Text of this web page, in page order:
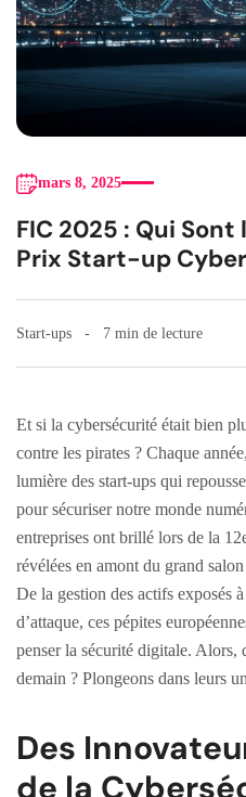
mars 8, 2025
FIC 2025 : Qui
Prix Start-up
Start-ups 7 min de lecture
Et si la cybersécurité était bien
contre les pirates ? Chaque
lumière des start-ups qui
pour sécuriser notre monde
entreprises ont brillé lors de la
révélées en amont du grand
De la gestion des actifs exposés
d’attaque, ces pépites
penser la sécurité digitale. Alors,
demain ? Plongeons dans leurs
Des
de la